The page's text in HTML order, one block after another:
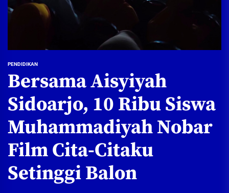
PENDIDIKAN
Bersama Aisyiyah
Sidoarjo, 10 Ribu Siswa
Muhammadiyah Nobar
Film Cita-Citaku
Setinggi Balon